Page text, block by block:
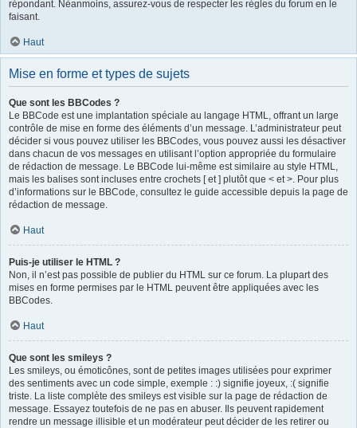
répondant. Néanmoins, assurez-vous de respecter les règles du forum en le
faisant.
Haut
Mise en forme et types de sujets
Que sont les BBCodes ?
Le BBCode est une implantation spéciale au langage HTML, offrant un large
contrôle de mise en forme des éléments d’un message. L’administrateur peut
décider si vous pouvez utiliser les BBCodes, vous pouvez aussi les désactiver
dans chacun de vos messages en utilisant l’option appropriée du formulaire
de rédaction de message. Le BBCode lui-même est similaire au style HTML,
mais les balises sont incluses entre crochets [ et ] plutôt que < et >. Pour plus
d’informations sur le BBCode, consultez le guide accessible depuis la page de
rédaction de message.
Haut
Puis-je utiliser le HTML ?
Non, il n’est pas possible de publier du HTML sur ce forum. La plupart des
mises en forme permises par le HTML peuvent être appliquées avec les
BBCodes.
Haut
Que sont les smileys ?
Les smileys, ou émoticônes, sont de petites images utilisées pour exprimer
des sentiments avec un code simple, exemple : :) signifie joyeux, :( signifie
triste. La liste complète des smileys est visible sur la page de rédaction de
message. Essayez toutefois de ne pas en abuser. Ils peuvent rapidement
rendre un message illisible et un modérateur peut décider de les retirer ou